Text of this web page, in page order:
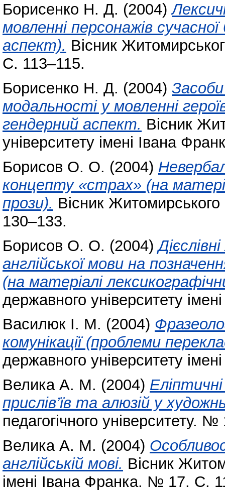
Борисенко Н. Д. (2004)
мовленні персонажів
аспект). Вісник
С. 113–115.
Борисенко Н. Д. (2004)
модальності у мовленні
гендерний аспект. Вісник
університету імені Івана
Борисов О. О. (2004)
концепту «страх» (на
прози). Вісник Житомирського
130–133.
Борисов О. О. (2004)
англійської мови на
(на матеріалі
державного університету
Василюк І. М. (2004)
комунікації (проблеми
державного університету
Велика А. М. (2004)
прислів’їв та алюзій у
педагогічного університету.
Велика А. М. (2004)
англійській мові. Вісник
імені Івана Франка. № 17. С.